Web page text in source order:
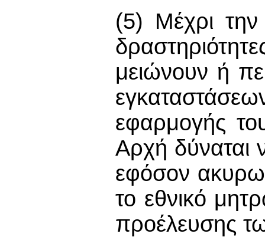
(5) Μέχρι την
μειώνουν ή
εφαρμογής
Αρχή δύναται
εφόσον
το εθνικό
προέλευσης